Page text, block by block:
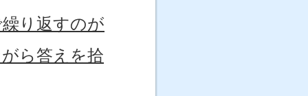
り返すのが
ら答えを拾